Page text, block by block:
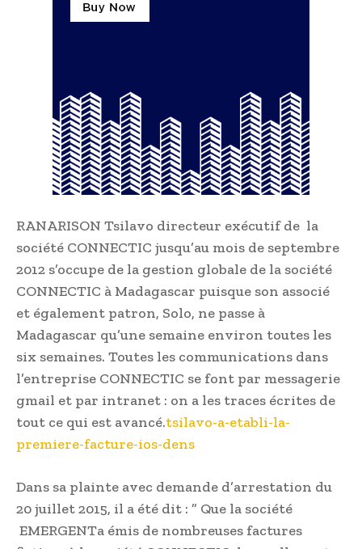
RANARISON Tsilavo directeur exécutif de la
société CONNECTIC jusqu’au mois de septembre
2012 s’occupe de la gestion globale de la société
CONNECTIC à Madagascar puisque son associé
et également patron, Solo, ne passe à
Madagascar qu’une semaine environ toutes les
six semaines. Toutes les communications dans
l’entreprise CONNECTIC se font par messagerie
gmail et par intranet : on a les traces écrites de
tout ce qui est avancé.tsilavo-a-etabli-la-
premiere-facture-ios-dens
Dans sa plainte avec demande d’arrestation du
20 juillet 2015, il a été dit : ” Que la société
EMERGENTa émis de nombreuses factures